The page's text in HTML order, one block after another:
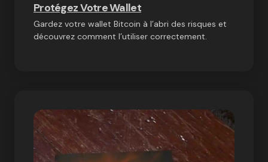
Protégez Votre Wallet
Gardez votre wallet Bitcoin à l’abri des risques et
découvrez comment l’utiliser correctement.